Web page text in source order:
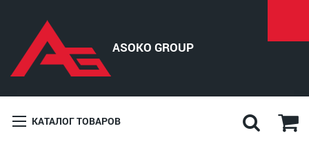
КАТАЛОГ ТОВАРОВ